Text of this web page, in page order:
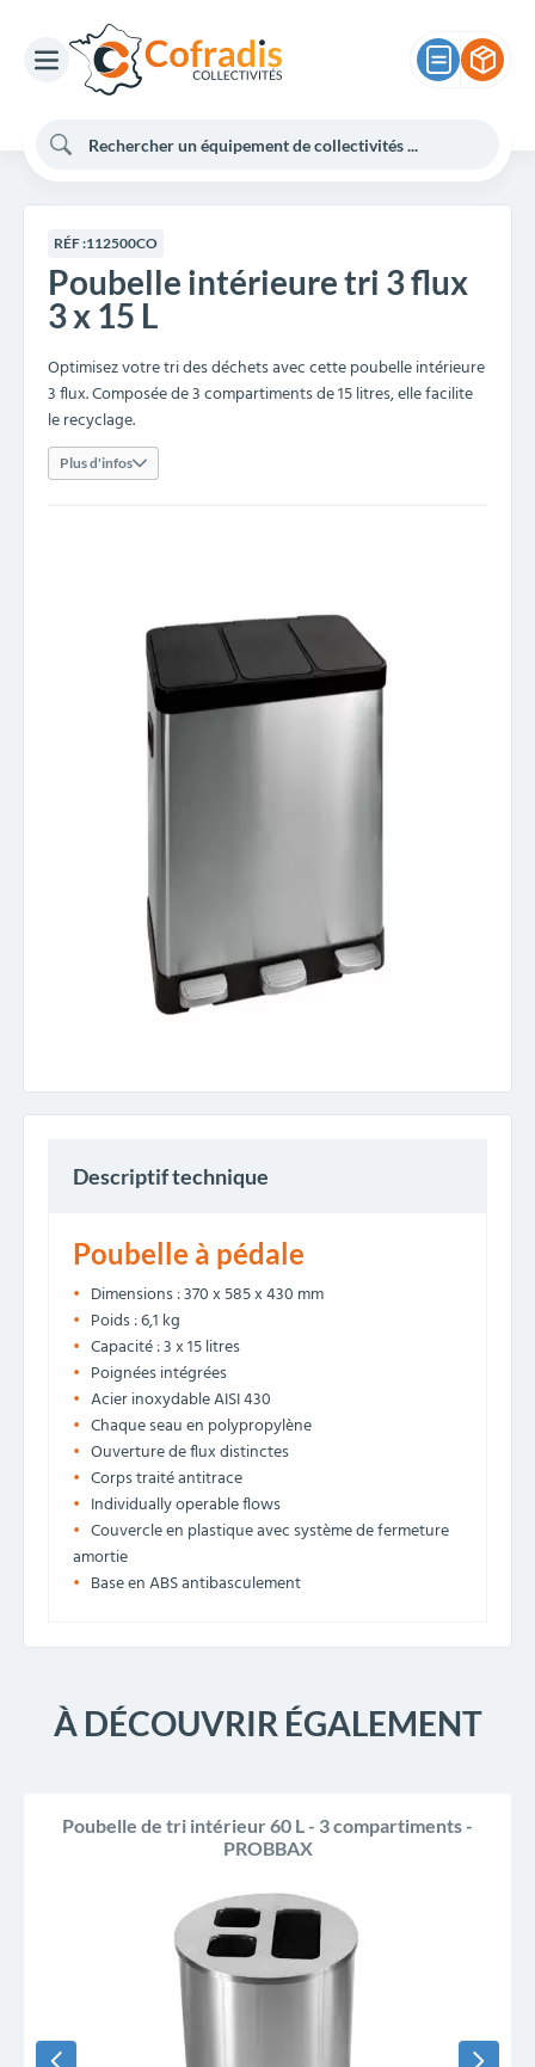
RÉF :112500CO
Poubelle intérieure tri 3 flux
3 x 15 L
Optimisez votre tri des déchets avec cette poubelle intérieure
3 flux. Composée de 3 compartiments de 15 litres, elle facilite
le recyclage.
Plus d'infos
Descriptif technique
Poubelle à pédale
Dimensions : 370 x 585 x 430 mm
Poids : 6,1 kg
Capacité : 3 x 15 litres
Poignées intégrées
Acier inoxydable AISI 430
Chaque seau en polypropylène
Ouverture de flux distinctes
Corps traité antitrace
Individually operable flows
Couvercle en plastique avec système de fermeture
amortie
Base en ABS antibasculement
À DÉCOUVRIR ÉGALEMENT
Poubelle de tri intérieur 60 L - 3 compartiments -
PROBBAX